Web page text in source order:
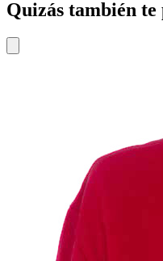
Quizás también